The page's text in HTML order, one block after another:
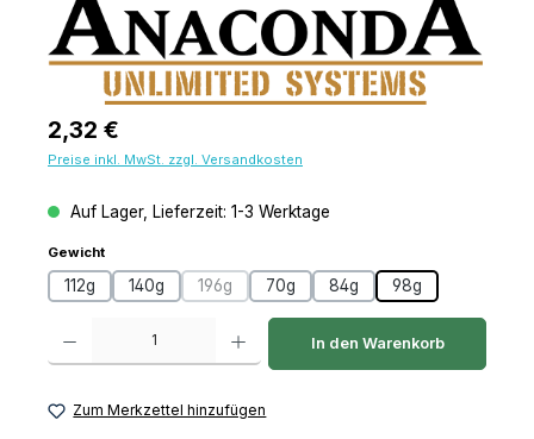
Regulärer Preis:
2,32 €
Preise inkl. MwSt. zzgl. Versandkosten
Auf Lager, Lieferzeit: 1-3 Werktage
Gewichtauswählen
112g 140g 196g(Diese Option ist zurzeit nicht verfügbar.)
70g 84g 98g
Produkt Anzahl: Gib den gewünschten Wert ein oder benutze die
In den Warenkorb
Zum Merkzettel hinzufügen